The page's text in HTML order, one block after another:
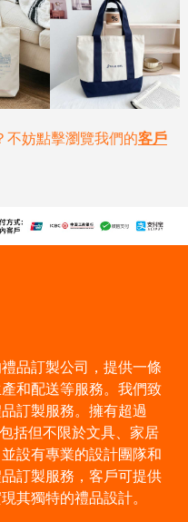
不妨點擊瀏覽我們的客戶
品訂製公司，提供一條
和配送等服務。我們致
訂製服務。擁有超過
括但不限於文具、家居
設有專業的設計團隊和
訂製服務，客戶可提供
其獨特的禮品設計。